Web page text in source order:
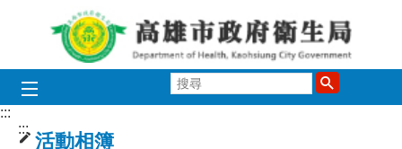
跳到主要內容區塊
尋
:::
:::
活動相簿